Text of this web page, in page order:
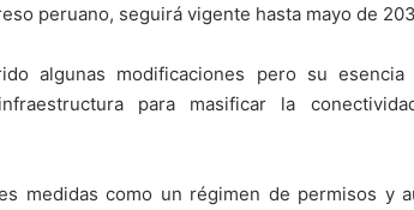
peruano, seguirá vigente hasta mayo de
algunas modificaciones pero su
para masificar la
medidas como un régimen de permisos y